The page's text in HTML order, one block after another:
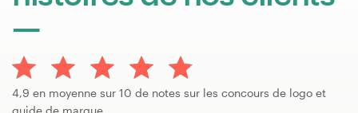
4,9 en moyenne sur 10 de notes sur les concours de logo et
guide de marque